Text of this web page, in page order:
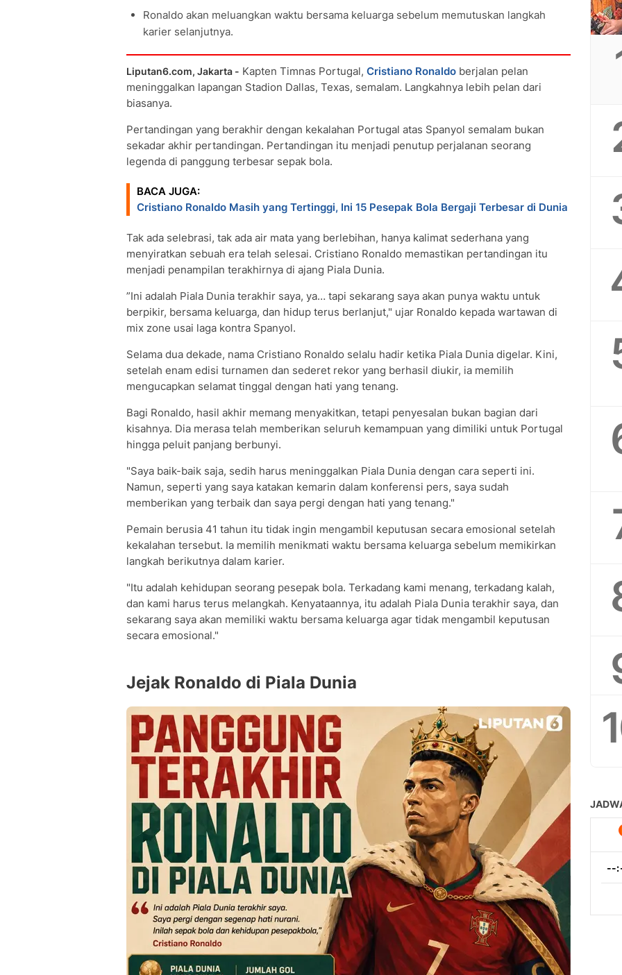
Ronaldo akan meluangkan waktu bersama keluarga sebelum memutuskan langkah
karier selanjutnya.
Liputan6.com, Jakarta - Kapten Timnas Portugal, Cristiano Ronaldo berjalan pelan
meninggalkan lapangan Stadion Dallas, Texas, semalam. Langkahnya lebih pelan dari
biasanya.
Pertandingan yang berakhir dengan kekalahan Portugal atas Spanyol semalam bukan
sekadar akhir pertandingan. Pertandingan itu menjadi penutup perjalanan seorang
legenda di panggung terbesar sepak bola.
BACA JUGA:
Cristiano Ronaldo Masih yang Tertinggi, Ini 15 Pesepak Bola Bergaji Terbesar di Dunia
Tak ada selebrasi, tak ada air mata yang berlebihan, hanya kalimat sederhana yang
menyiratkan sebuah era telah selesai. Cristiano Ronaldo memastikan pertandingan itu
menjadi penampilan terakhirnya di ajang Piala Dunia.
”Ini adalah Piala Dunia terakhir saya, ya… tapi sekarang saya akan punya waktu untuk
berpikir, bersama keluarga, dan hidup terus berlanjut," ujar Ronaldo kepada wartawan di
mix zone usai laga kontra Spanyol.
Selama dua dekade, nama Cristiano Ronaldo selalu hadir ketika Piala Dunia digelar. Kini,
setelah enam edisi turnamen dan sederet rekor yang berhasil diukir, ia memilih
mengucapkan selamat tinggal dengan hati yang tenang.
Bagi Ronaldo, hasil akhir memang menyakitkan, tetapi penyesalan bukan bagian dari
kisahnya. Dia merasa telah memberikan seluruh kemampuan yang dimiliki untuk Portugal
hingga peluit panjang berbunyi.
"Saya baik-baik saja, sedih harus meninggalkan Piala Dunia dengan cara seperti ini.
Namun, seperti yang saya katakan kemarin dalam konferensi pers, saya sudah
memberikan yang terbaik dan saya pergi dengan hati yang tenang."
Pemain berusia 41 tahun itu tidak ingin mengambil keputusan secara emosional setelah
kekalahan tersebut. Ia memilih menikmati waktu bersama keluarga sebelum memikirkan
langkah berikutnya dalam karier.
"Itu adalah kehidupan seorang pesepak bola. Terkadang kami menang, terkadang kalah,
dan kami harus terus melangkah. Kenyataannya, itu adalah Piala Dunia terakhir saya, dan
sekarang saya akan memiliki waktu bersama keluarga agar tidak mengambil keputusan
secara emosional."
Jejak Ronaldo di Piala Dunia